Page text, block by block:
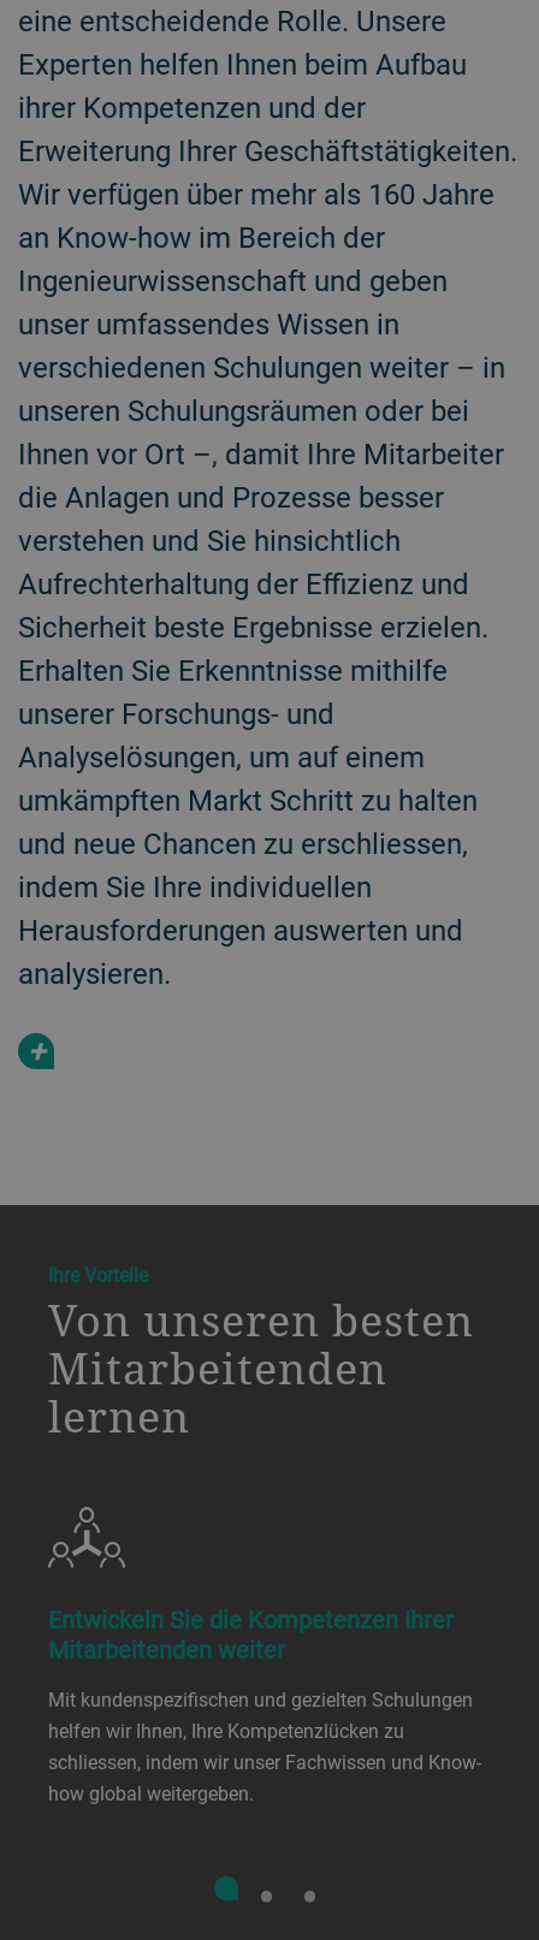
eine entscheidende Rolle. Unsere
Experten helfen Ihnen beim Aufbau
ihrer Kompetenzen und der
Erweiterung Ihrer Geschäftstätigkeiten.
Wir verfügen über mehr als 160 Jahre
an Know-how im Bereich der
Ingenieurwissenschaft und geben
unser umfassendes Wissen in
verschiedenen Schulungen weiter – in
unseren Schulungsräumen oder bei
Ihnen vor Ort –, damit Ihre Mitarbeiter
die Anlagen und Prozesse besser
verstehen und Sie hinsichtlich
Aufrechterhaltung der Effizienz und
Sicherheit beste Ergebnisse erzielen.
Erhalten Sie Erkenntnisse mithilfe
unserer Forschungs- und
Analyselösungen, um auf einem
umkämpften Markt Schritt zu halten
und neue Chancen zu erschliessen,
indem Sie Ihre individuellen
Herausforderungen auswerten und
analysieren.
+
a decorative background image
Ihre Vorteile
Von unseren besten
Mitarbeitenden
lernen
Entwickeln Sie die Kompetenzen Ihrer
Mitarbeitenden weiter
Mit kundenspezifischen und gezielten Schulungen
helfen wir Ihnen, Ihre Kompetenzlücken zu
schliessen, indem wir unser Fachwissen und Know-
how global weitergeben.